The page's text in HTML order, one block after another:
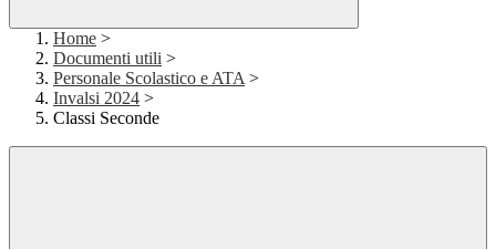
Home >
Documenti utili >
Personale Scolastico e ATA >
Invalsi 2024 >
Classi Seconde